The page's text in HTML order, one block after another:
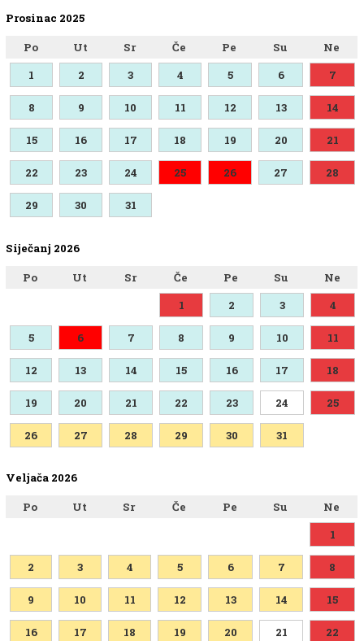
Prosinac 2025
Po Ut Sr Če Pe Su
Ne
1
2 3 4 5 6 7
8 9 10 11 12 13 14
15 16 17 18 19 20 21
22 23 24 25 26 27 28
29 30 31
Siječanj 2026
Po Ut Sr Če Pe Su
Ne
1
2 3 4
5 6 7 8 9 10 11
12 13 14 15 16 17 18
19 20 21 22 23 24 25
26 27 28 29 30 31
Veljača 2026
Po Ut Sr Če Pe Su
Ne
1
2 3 4 5 6 7 8
9 10 11 12 13 14 15
16 17 18 19 20 21 22